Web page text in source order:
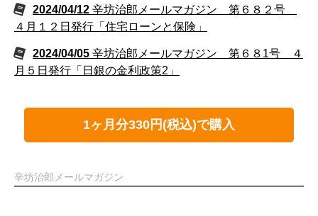
2024/04/12 辛坊治郎メールマガジン 第６８２号
４月１２日発行「住宅ローンと保険」
2024/04/05 辛坊治郎メールマガジン 第６８1号 ４
月５日発行「日銀の金利政策2」
1ヶ月分330円(税込)で購入
辛坊治郎メールマガジン